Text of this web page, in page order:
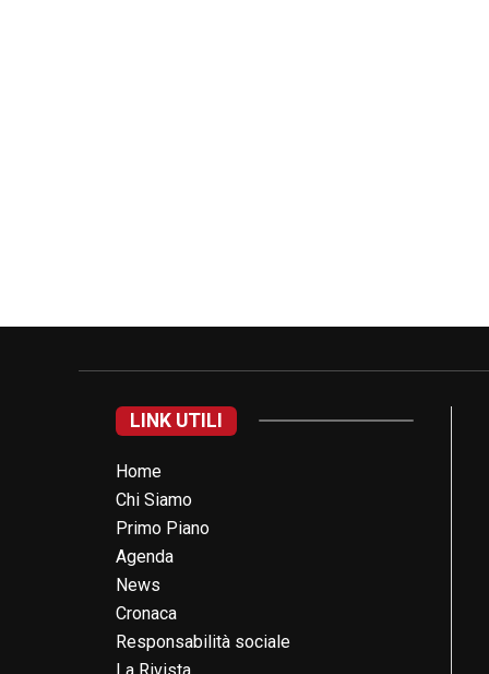
LINK UTILI
Home
Chi Siamo
Primo Piano
Agenda
News
Cronaca
Responsabilità sociale